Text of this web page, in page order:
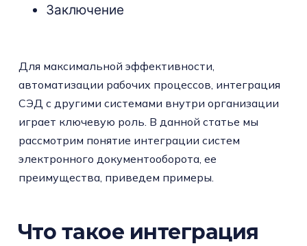
Заключение
Для максимальной эффективности,
автоматизации рабочих процессов, интеграция
СЭД с другими системами внутри организации
играет ключевую роль. В данной статье мы
рассмотрим понятие интеграции систем
электронного документооборота, ее
преимущества, приведем примеры.
Что такое интеграция